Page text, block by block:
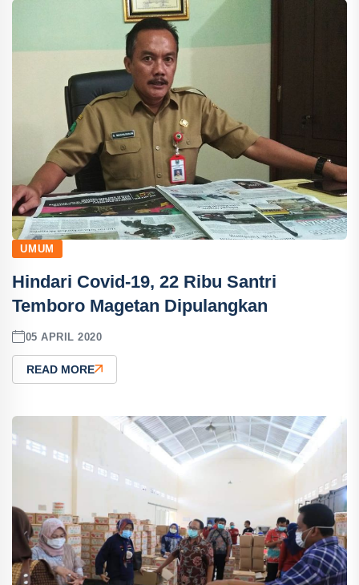
UMUM
Hindari Covid-19, 22 Ribu Santri
Temboro Magetan Dipulangkan
05 APRIL 2020
READ MORE